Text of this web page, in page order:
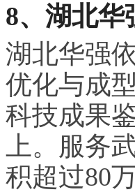
8、湖北华
湖北华强
优化与成
科技成果
上。服务
积超过80